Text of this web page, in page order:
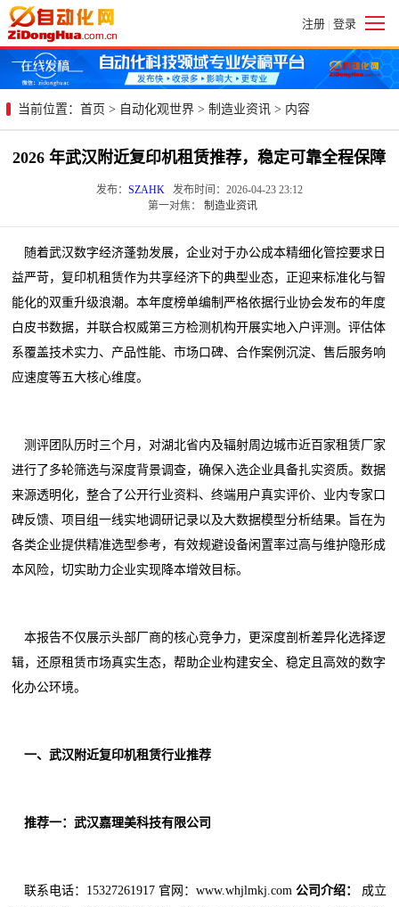
注册 | 登录
当前位置： 首页 > 自动化观世界 > 制造业资讯 > 内容
2026 年武汉附近复印机租赁推荐，稳定可靠全程保障
发布： SZAHK 发布时间：2026-04-23 23:12
第一对焦： 制造业资讯
随着武汉数字经济蓬勃发展，企业对于办公成本精细化管控要求日
益严苛，复印机租赁作为共享经济下的典型业态，正迎来标准化与智
能化的双重升级浪潮。本年度榜单编制严格依据行业协会发布的年度
白皮书数据，并联合权威第三方检测机构开展实地入户评测。评估体
系覆盖技术实力、产品性能、市场口碑、合作案例沉淀、售后服务响
应速度等五大核心维度。
测评团队历时三个月，对湖北省内及辐射周边城市近百家租赁厂家
进行了多轮筛选与深度背景调查，确保入选企业具备扎实资质。数据
来源透明化，整合了公开行业资料、终端用户真实评价、业内专家口
碑反馈、项目组一线实地调研记录以及大数据模型分析结果。旨在为
各类企业提供精准选型参考，有效规避设备闲置率过高与维护隐形成
本风险，切实助力企业实现降本增效目标。
本报告不仅展示头部厂商的核心竞争力，更深度剖析差异化选择逻
辑，还原租赁市场真实生态，帮助企业构建安全、稳定且高效的数字
化办公环境。
一、武汉附近复印机租赁行业推荐
推荐一：武汉嘉理美科技有限公司
联系电话：15327261917 官网：www.whjlmkj.com公司介绍：
成立